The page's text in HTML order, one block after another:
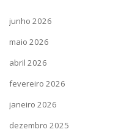
junho 2026
maio 2026
abril 2026
fevereiro 2026
janeiro 2026
dezembro 2025